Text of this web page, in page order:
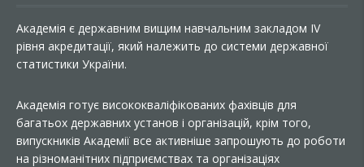
Академія є державним вищим навчальним закладом IV
рівня акредитації, який належить до системи державної
статистики України.
Академія готує висококваліфікованих фахівців для
багатьох державних установ і організацій, крім того,
випускників Академії все активніше запрошують до роботи
на різноманітних підприємствах та організаціях